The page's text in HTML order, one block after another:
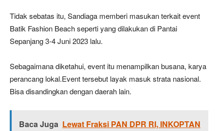
Tidak sebatas itu, Sandiaga memberi masukan terkait event
Batik Fashion Beach seperti yang dilakukan di Pantai
Sepanjang 3-4 Juni 2023 lalu.
Sebagaimana diketahui, event itu menampilkan busana, karya
perancang lokal.Event tersebut layak masuk strata nasional.
Bisa disandingkan dengan daerah lain.
Baca Juga Lewat Fraksi PAN DPR RI, INKOPTAN